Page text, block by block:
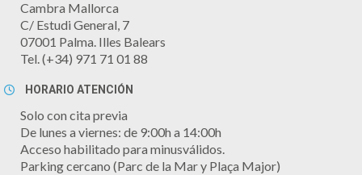
Cambra Mallorca
C/ Estudi General, 7
07001 Palma. Illes Balears
Tel. (+34) 971 71 01 88
HORARIO ATENCIÓN
Solo con cita previa
De lunes a viernes: de 9:00h a 14:00h
Acceso habilitado para minusválidos.
Parking cercano (Parc de la Mar y Plaça Major)